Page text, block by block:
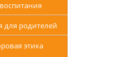
родителей
этика